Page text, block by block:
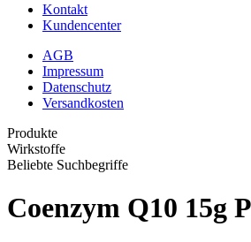
Kontakt
Kundencenter
AGB
Impressum
Datenschutz
Versandkosten
Produkte
Wirkstoffe
Beliebte Suchbegriffe
Coenzym Q10 15g